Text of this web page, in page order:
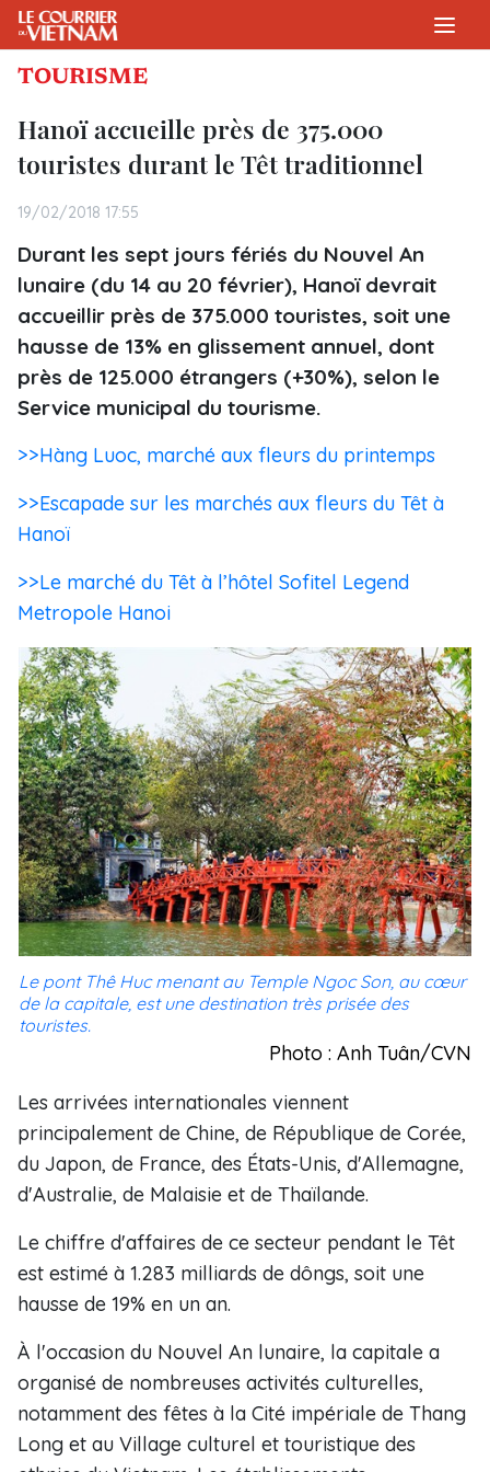
TOURISME
Hanoï accueille près de 375.000
touristes durant le Têt traditionnel
19/02/2018 17:55
Durant les sept jours fériés du Nouvel An
lunaire (du 14 au 20 février), Hanoï devrait
accueillir près de 375.000 touristes, soit une
hausse de 13% en glissement annuel, dont
près de 125.000 étrangers (+30%), selon le
Service municipal du tourisme.
>>Hàng Luoc, marché aux fleurs du printemps
>>Escapade sur les marchés aux fleurs du Têt à
Hanoï
>>Le marché du Têt à l’hôtel Sofitel Legend
Metropole Hanoi
Le pont Thê Huc menant au Temple Ngoc Son, au cœur
de la capitale, est une destination très prisée des
touristes.
Photo : Anh Tuân/CVN
Les arrivées internationales viennent
principalement de Chine, de République de Corée,
du Japon, de France, des États-Unis, d'Allemagne,
d'Australie, de Malaisie et de Thaïlande.
Le chiffre d'affaires de ce secteur pendant le Têt
est estimé à 1.283 milliards de dôngs, soit une
hausse de 19% en un an.
À l'occasion du Nouvel An lunaire, la capitale a
organisé de nombreuses activités culturelles,
notamment des fêtes à la Cité impériale de Thang
Long et au Village culturel et touristique des